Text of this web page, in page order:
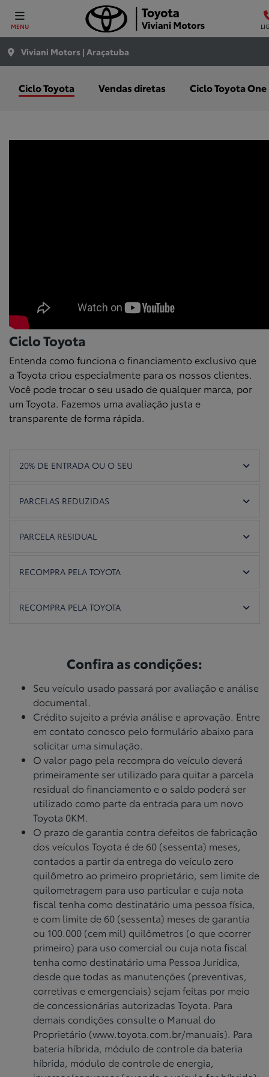
MENU
Viviani Motors | Araçatuba
Vendas diretas
Ciclo Toyota Ciclo Toyota One
Ciclo Toyota
Entenda como funciona o financiamento exclusivo que
a Toyota criou especialmente para os nossos clientes.
Você pode trocar o seu usado de qualquer marca, por
um Toyota. Fazemos uma avaliação justa e
transparente de forma rápida.
20% DE ENTRADA OU O SEU
PARCELAS REDUZIDAS
PARCELA RESIDUAL
RECOMPRA PELA TOYOTA
RECOMPRA PELA TOYOTA
Confira as condições:
Seu veículo usado passará por avaliação e análise
documental.
Crédito sujeito a prévia análise e aprovação. Entre
em contato conosco pelo formulário abaixo para
solicitar uma simulação.
O valor pago pela recompra do veículo deverá
primeiramente ser utilizado para quitar a parcela
residual do financiamento e o saldo poderá ser
utilizado como parte da entrada para um novo
Toyota 0KM.
O prazo de garantia contra defeitos de fabricação
dos veículos Toyota é de 60 (sessenta) meses,
contados a partir da entrega do veículo zero
quilômetro ao primeiro proprietário, sem limite de
quilometragem para uso particular e cuja nota
fiscal tenha como destinatário uma pessoa física,
e com limite de 60 (sessenta) meses de garantia
ou 100.000 (cem mil) quilômetros (o que ocorrer
primeiro) para uso comercial ou cuja nota fiscal
tenha como destinatário uma Pessoa Jurídica,
desde que todas as manutenções (preventivas,
corretivas e emergenciais) sejam feitas por meio
de concessionárias autorizadas Toyota. Para
demais condições consulte o Manual do
Proprietário (www.toyota.com.br/manuais). Para
bateria híbrida, módulo de controle da bateria
híbrida, módulo de controle de energia,